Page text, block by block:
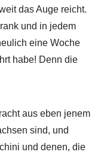
das Auge reicht.
und in jedem
eine Woche
habe! Denn die
aus eben jenem
sind, und
und denen, die